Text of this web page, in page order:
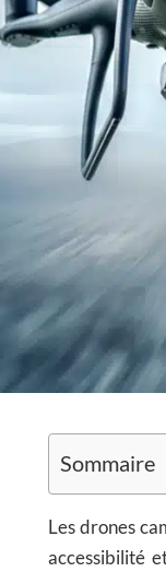
Sommaire
Les drones
accessibilité